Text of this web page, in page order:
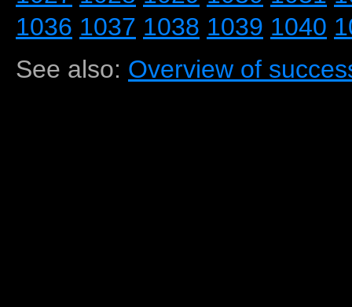
1036 1037 1038 1039 1040
See also: Overview of